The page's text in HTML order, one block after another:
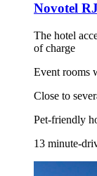
Novotel
The hotel
of charge
Event rooms
Close to
Pet-friendly
13 minute-